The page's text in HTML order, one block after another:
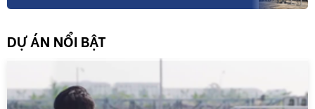
DỰ ÁN NỔI BẬT